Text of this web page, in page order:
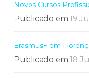
Novos Cursos
Publicado em 19
Erasmus+ em
Publicado em 18